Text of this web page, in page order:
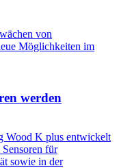
von
Möglichkeiten im
werden
Wood K plus entwickelt
für
sowie in der